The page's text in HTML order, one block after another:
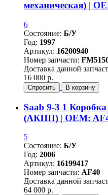
механическая) |
6
Состояние: Б/У
Год: 1997
Артикул: 16200940
Номер запчасти:
Доставка данной
16 000 р.
Спросить В корзину
Saab 9-3 1
(АКПП) | OEM:
5
Состояние: Б/У
Год: 2006
Артикул: 16199417
Номер запчасти: AF40
Доставка данной
64 000 р.